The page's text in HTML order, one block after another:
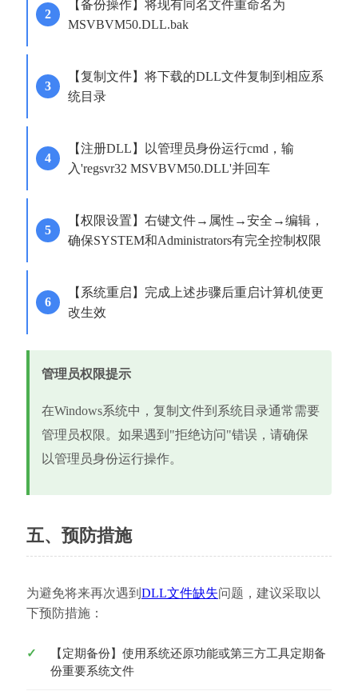
【备份操作】将现有同名文件重命名为
MSVBVM50.DLL.bak
【复制文件】将下载的DLL文件复制到相应系
统目录
【注册DLL】以管理员身份运行cmd，输
入'regsvr32 MSVBVM50.DLL'并回车
【权限设置】右键文件→属性→安全→编辑，
确保SYSTEM和Administrators有完全控制权限
【系统重启】完成上述步骤后重启计算机使更
改生效
管理员权限提示
在Windows系统中，复制文件到系统目录通常需要
管理员权限。如果遇到"拒绝访问"错误，请确保
以管理员身份运行操作。
五、预防措施
为避免将来再次遇到 DLL文件缺失问题，建议采取以
下预防措施：
【定期备份】使用系统还原功能或第三方工具定期备
份重要系统文件